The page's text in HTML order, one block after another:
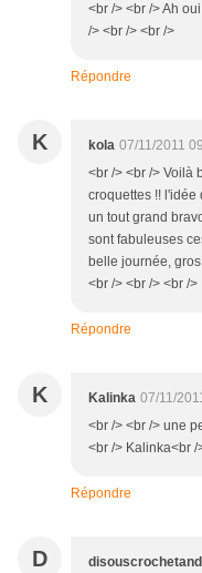
<br /> <br /> Ah
/> <br /> <br />
Répondre
K kola 07/11/2011
<br /> <br /> Voilà
croquettes !! l'idée
un tout grand
sont fabuleuses
belle journée,
<br /> <br /> <br />
Répondre
K Kalinka 07/11/
<br /> <br /> une
<br /> Kalinka<br /
Répondre
D